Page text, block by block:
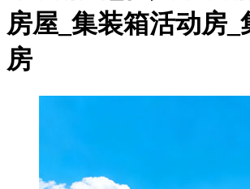
房屋_集装箱活动房_
房